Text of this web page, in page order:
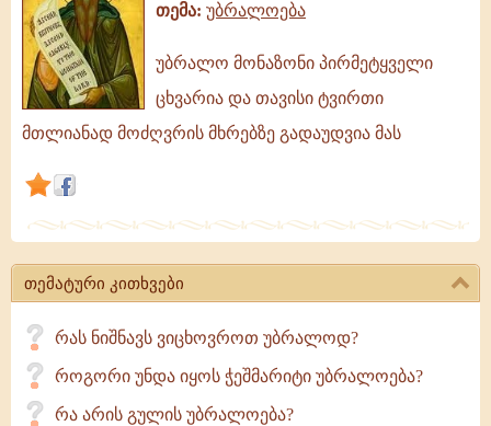
თემა: უბრალოება
უბრალო
მონაზონი
პირმეტყველი
და
თავისი
ტვირთი
მთლიანად
მოძღვრის
მხრებზე
გადაუდვია
მას
უბრალო მონაზონი პირმეტყველი
ცხვარია და თავისი ტვირთი
მთლიანად მოძღვრის მხრებზე გადაუდვია მას
თემატური კითხვები
რას ნიშნავს ვიცხოვროთ უბრალოდ?
როგორი უნდა იყოს ჭეშმარიტი უბრალოება?
რა არის გულის უბრალოება?